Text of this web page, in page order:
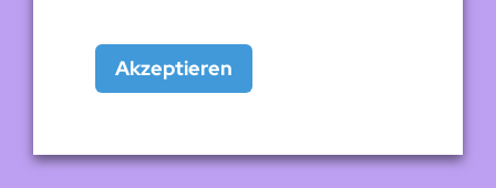
Akzeptieren